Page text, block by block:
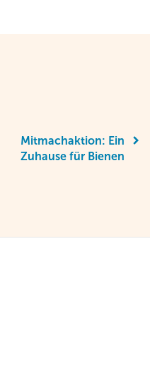
Mitmachaktion: Ein
Zuhause für Bienen